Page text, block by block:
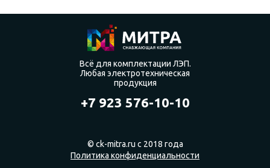
Всё для комплектации ЛЭП.
Любая электротехническая
продукция
+7 923 576-10-10
© ck-mitra.ru с 2018 года
Политика конфиденциальности